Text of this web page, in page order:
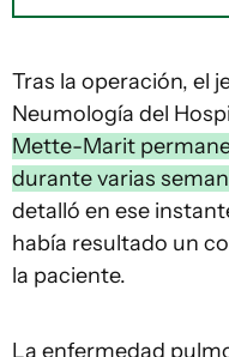
Tras la operación, el
Neumología del
Mette-Marit
durante varias
detalló en ese
había resultado un
la paciente.
La enfermedad